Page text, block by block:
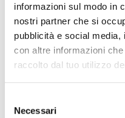
informazioni sul modo in
nostri partner che si
pubblicità e social media,
con altre informazioni
raccolto dal tuo utilizzo
delNecessari
Il Corriere Vinicolo n.